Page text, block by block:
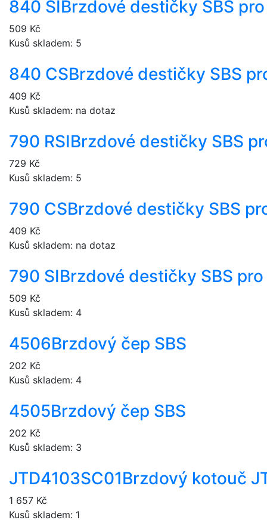
840 SIBrzdové destičky SBS
509 Kč
Kusů skladem: 5
840 CSBrzdové destičky SBS
409 Kč
Kusů skladem: na dotaz
790 RSIBrzdové destičky SBS
729 Kč
Kusů skladem: 5
790 CSBrzdové destičky SBS
409 Kč
Kusů skladem: na dotaz
790 SIBrzdové destičky SBS
509 Kč
Kusů skladem: 4
4506Brzdový čep SBS
202 Kč
Kusů skladem: 4
4505Brzdový čep SBS
202 Kč
Kusů skladem: 3
JTD4103SC01Brzdový kotouč
1 657 Kč
Kusů skladem: 1